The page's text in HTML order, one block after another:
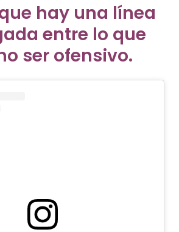
hay una línea
entre lo que
ser ofensivo.